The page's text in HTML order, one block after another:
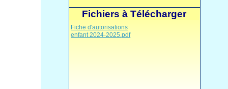
Fichiers à Télécharger
Fiche d'autorisations
enfant 2024-2025.pdf